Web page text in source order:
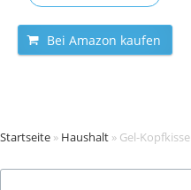
Bei Amazon kaufen
Startseite » Haushalt » Gel-